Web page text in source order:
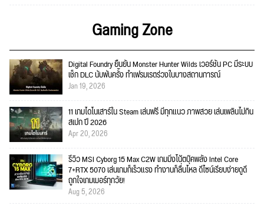
Gaming Zone
Digital Foundry ยืนยัน Monster Hunter Wilds เวอร์ชัน PC มีระบบ
เช็ก DLC นับพันครั้ง ทำเฟรมเรตร่วงในบางสถานการณ์
Jan 19, 2026
11 เกมไดโนเสาร์ใน Steam เล่นฟรี มีทุกแนว ภาพสวย เล่นเพลินไม่กิน
สเปก ปี 2026
Apr 20, 2026
รีวิว MSI Cyborg 15 Max C2W เกมมิ่งโน้ตบุ๊คพลัง Intel Core
7+RTX 5070 เล่นเกมก็เร็วแรง ทำงานก็ลื่นไหล ดีไซน์เรียบง่ายดูดี
ถูกใจเกมเมอร์ทุกวัย!
Aug 5, 2026